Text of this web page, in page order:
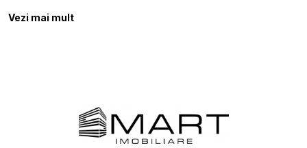
Apartamente de inchiriat in Sibiu Vasile Aaron
Case de inchiriat in Sibiu
Case de inchiriat in Sibiu Selimbar
Case de inchiriat in Sibiu Calea Dumbravii
Vezi mai mult